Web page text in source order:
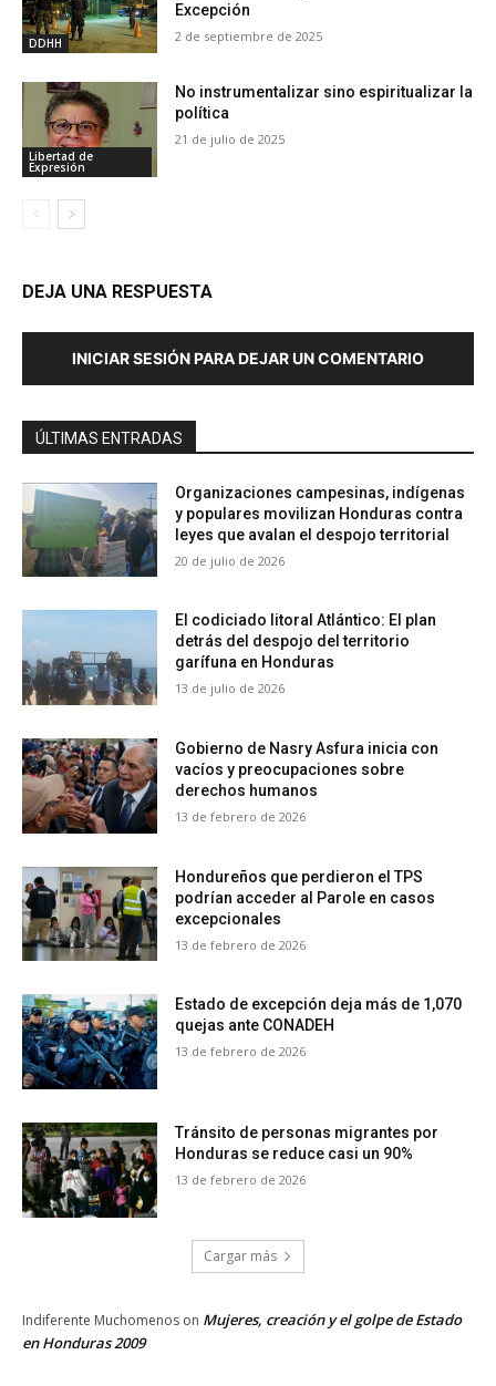
DDHH
Excepción
2 de septiembre de 2025
Libertad de
Expresión
No instrumentalizar sino espiritualizar la
política
21 de julio de 2025
DEJA UNA RESPUESTA
INICIAR SESIÓN PARA DEJAR UN COMENTARIO
ÚLTIMAS ENTRADAS
Organizaciones campesinas, indígenas
y populares movilizan Honduras contra
leyes que avalan el despojo territorial
20 de julio de 2026
El codiciado litoral Atlántico: El plan
detrás del despojo del territorio
garífuna en Honduras
13 de julio de 2026
Gobierno de Nasry Asfura inicia con
vacíos y preocupaciones sobre
derechos humanos
13 de febrero de 2026
Hondureños que perdieron el TPS
podrían acceder al Parole en casos
excepcionales
13 de febrero de 2026
Estado de excepción deja más de 1,070
quejas ante CONADEH
13 de febrero de 2026
Tránsito de personas migrantes por
Honduras se reduce casi un 90%
13 de febrero de 2026
Cargar más
Indiferente Muchomenos on Mujeres, creación y el golpe de Estado
en Honduras 2009